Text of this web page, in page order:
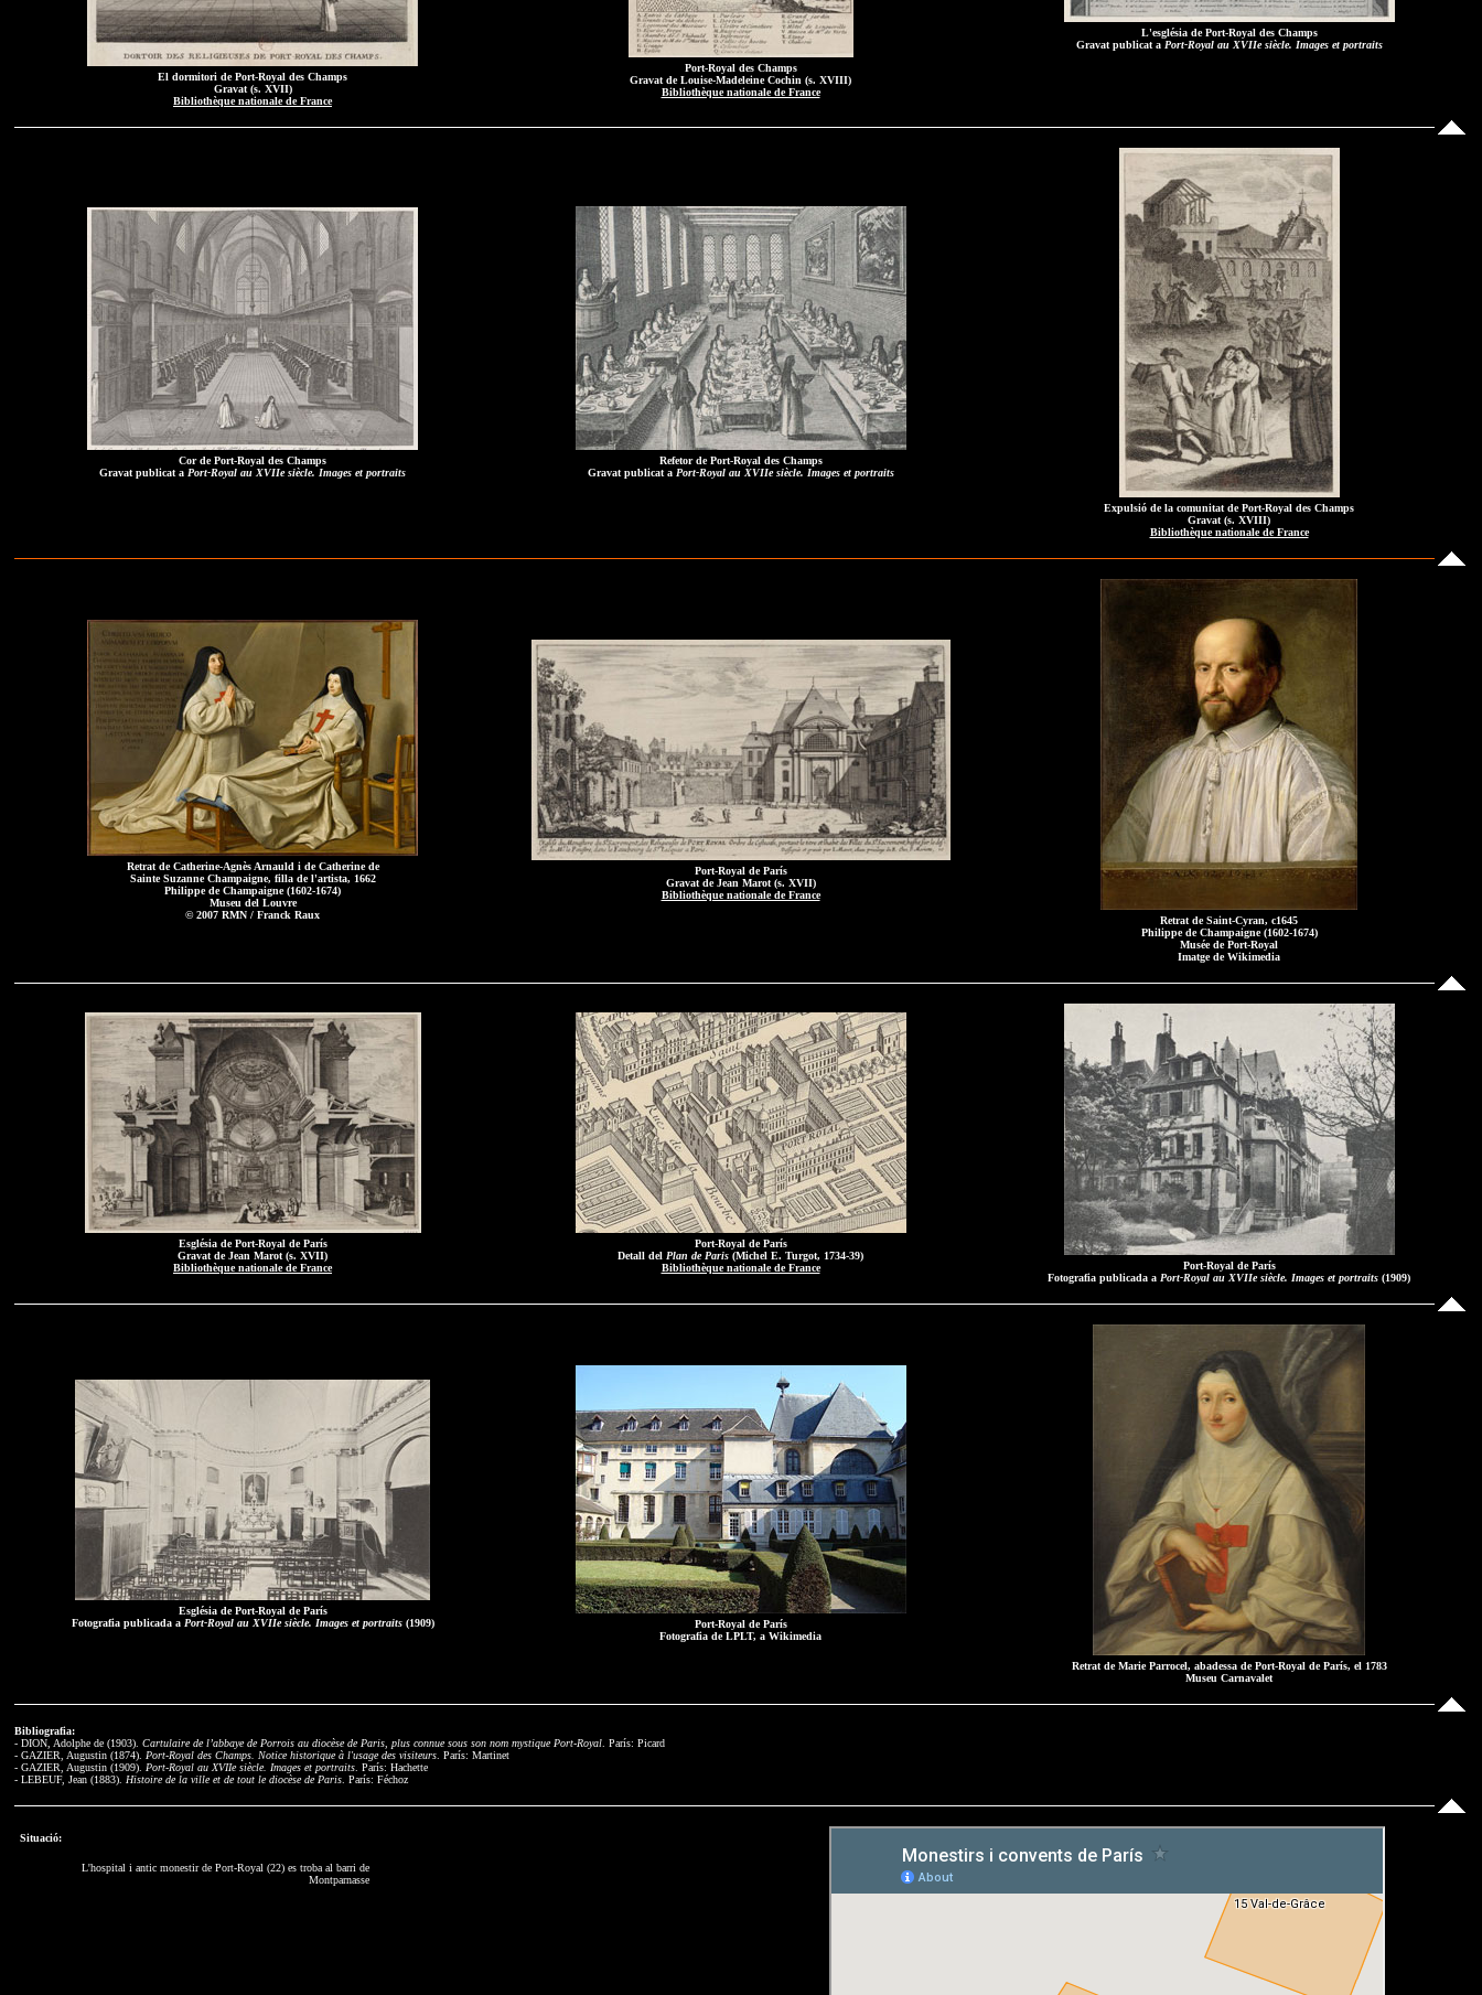
Port-Royal des Champs
Gravat de Louise-Madeleine Cochin (s. XVIII)
Bibliothèque nationale de France
L'església de Port-Royal des Champs
Gravat publicat a Port-Royal au XVIIe siècle. Images et portraits
El dormitori de Port-Royal des Champs
Gravat (s. XVII)
Bibliothèque nationale de France
Cor de Port-Royal des Champs
Gravat publicat a Port-Royal au XVIIe siècle. Images et portraits
Refetor de Port-Royal des Champs
Gravat publicat a Port-Royal au XVIIe siècle. Images et portraits
Expulsió de la comunitat de Port-Royal des Champs
Gravat (s. XVIII)
Bibliothèque nationale de France
Retrat de Catherine-Agnès Arnauld i de Catherine de
Sainte Suzanne Champaigne, filla de l'artista, 1662
Philippe de Champaigne (1602-1674)
Museu del Louvre
© 2007 RMN / Franck Raux
Port-Royal de París
Gravat de Jean Marot (s. XVII)
Bibliothèque nationale de France
Retrat de Saint-Cyran, c1645
Philippe de Champaigne (1602-1674)
Musée de Port-Royal
Imatge de Wikimedia
Església de Port-Royal de París
Gravat de Jean Marot (s. XVII)
Bibliothèque nationale de France
Port-Royal de París
Detall del Plan de Paris (Michel E. Turgot, 1734-39)
Bibliothèque nationale de France
Port-Royal de París
Fotografia publicada a Port-Royal au XVIIe siècle. Images et portraits (1909)
Església de Port-Royal de París
Fotografia publicada a Port-Royal au XVIIe siècle. Images et portraits(1909)
Port-Royal de París
Fotografia de LPLT, a Wikimedia
Retrat de Marie Parrocel, abadessa de Port-Royal de París, el 1783
Museu Carnavalet
Bibliografia:
- DION, Adolphe de (1903). Cartulaire de l’abbaye de Porrois au diocèse de Paris, plus connue sous son nom mystique Port-Royal . París: Picard
- GAZIER, Augustin (1874). Port-Royal des Champs. Notice historique à l'usage des visiteurs . París: Martinet
- GAZIER, Augustin (1909). Port-Royal au XVIIe siècle. Images et portraits . París: Hachette
- LEBEUF, Jean (1883). Histoire de la ville et de tout le diocèse de Paris . París: Féchoz
Situació:
L'hospital i antic monestir de Port-Royal (22) es troba al barri de
Montparnasse